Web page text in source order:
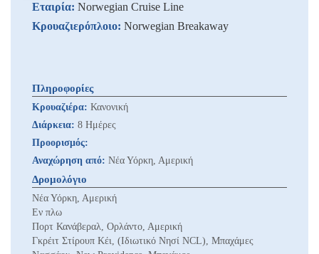
Εταιρία: Norwegian Cruise Line
Κρουαζιερόπλοιο: Norwegian Breakaway
Πληροφορίες
Κρουαζιέρα: Κανονική
Διάρκεια: 8 Ημέρες
Προορισμός:
Αναχώρηση από: Νέα Υόρκη, Αμερική
Δρομολόγιο
Νέα Υόρκη, Αμερική
Εν πλω
Πορτ Κανάβεραλ, Ορλάντο, Αμερική
Γκρέιτ Στίρουπ Κέι, (Ιδιωτικό Νησί NCL), Μπαχάμες